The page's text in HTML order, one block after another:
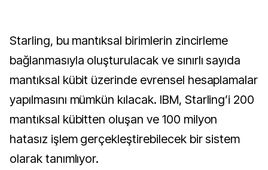
Starling, bu mantıksal birimlerin zincirleme
bağlanmasıyla oluşturulacak ve sınırlı sayıda
mantıksal kübit üzerinde evrensel hesaplamalar
yapılmasını mümkün kılacak. IBM, Starling’i 200
mantıksal kübitten oluşan ve 100 milyon
hatasız işlem gerçekleştirebilecek bir sistem
olarak tanımlıyor.